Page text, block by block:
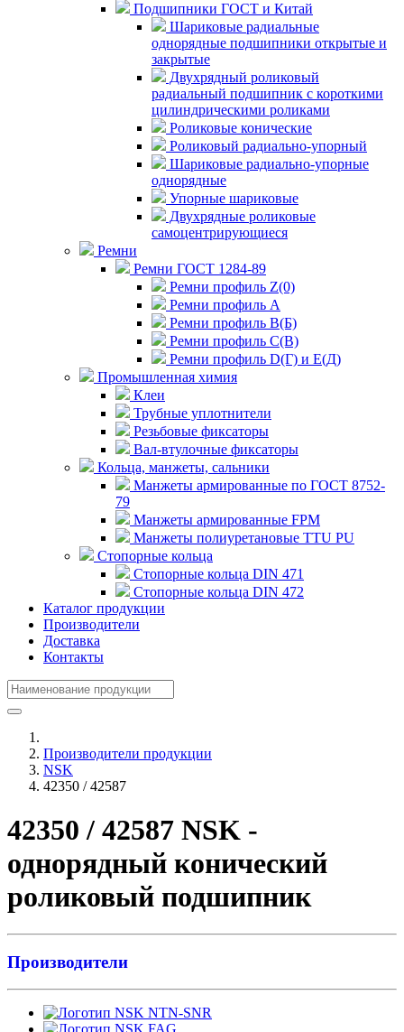
Подшипники ГОСТ и Китай
Шариковые радиальные
однорядные подшипники открытые и
закрытые
Двухрядный роликовый
радиальный подшипник с короткими
цилиндрическими роликами
Роликовые конические
Роликовый радиально-упорный
Шариковые радиально-упорные
однорядные
Упорные шариковые
Двухрядные роликовые
самоцентрирующиеся
Ремни
Ремни ГОСТ 1284-89
Ремни профиль Z(0)
Ремни профиль А
Ремни профиль В(Б)
Ремни профиль С(В)
Ремни профиль D(Г) и E(Д)
Промышленная химия
Клеи
Трубные уплотнители
Резьбовые фиксаторы
Вал-втулочные фиксаторы
Кольца, манжеты, сальники
Манжеты армированные по ГОСТ 8752-
79
Манжеты армированные FPM
Манжеты полиуретановые TTU PU
Стопорные кольца
Стопорные кольца DIN 471
Стопорные кольца DIN 472
Каталог продукции
Производители
Доставка
Контакты
Производители продукции
NSK
42350 / 42587
42350 / 42587 NSK -
однорядный конический
роликовый подшипник
Производители
NTN-SNR